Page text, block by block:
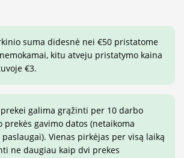
suma didesnė nei €50 pristatome
kitu atveju pristatymo kaina
€3.
galima grąžinti per 10 darbo
prekės gavimo datos (netaikoma
Vienas pirkėjas per visą laiką
ne daugiau kaip dvi prekes